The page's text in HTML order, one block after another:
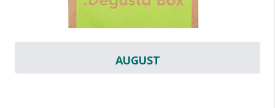
AUGUST